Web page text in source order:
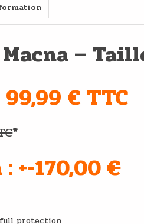
–
€ TTC
*
+-170,00€
full protection